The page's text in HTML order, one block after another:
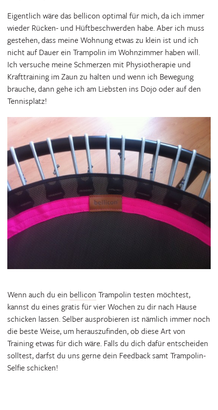
Eigentlich wäre das bellicon optimal für mich, da ich immer
wieder Rücken- und Hüftbeschwerden habe. Aber ich muss
gestehen, dass meine Wohnung etwas zu klein ist und ich
nicht auf Dauer ein Trampolin im Wohnzimmer haben will.
Ich versuche meine Schmerzen mit Physiotherapie und
Krafttraining im Zaun zu halten und wenn ich Bewegung
brauche, dann gehe ich am Liebsten ins Dojo oder auf den
Tennisplatz!
Wenn auch du ein bellicon Trampolin testen möchtest,
kannst du eines gratis für vier Wochen zu dir nach Hause
schicken lassen. Selber ausprobieren ist nämlich immer noch
die beste Weise, um herauszufinden, ob diese Art von
Training etwas für dich wäre. Falls du dich dafür entscheiden
solltest, darfst du uns gerne dein Feedback samt Trampolin-
Selfie schicken!